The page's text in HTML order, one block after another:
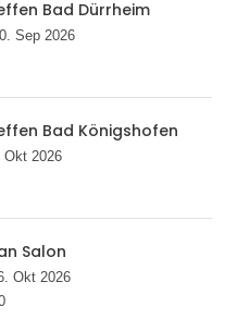
Bad Dürrheim
Sep 2026
Bad Königshofen
Okt 2026
Salon
Okt 2026